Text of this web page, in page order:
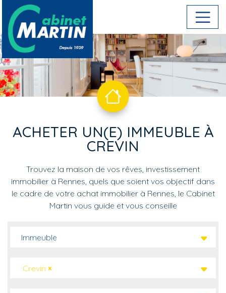
Aller au contenu principal
ACHETER UN(E) IMMEUBLE À
CREVIN
Trouvez la maison de vos rêves, investissement
immobilier à Rennes, quels que soient vos objectif dans
le cadre de votre achat immobilier à Rennes, le Cabinet
Martin vous guide et vous conseille
Immeuble
×
Crevin